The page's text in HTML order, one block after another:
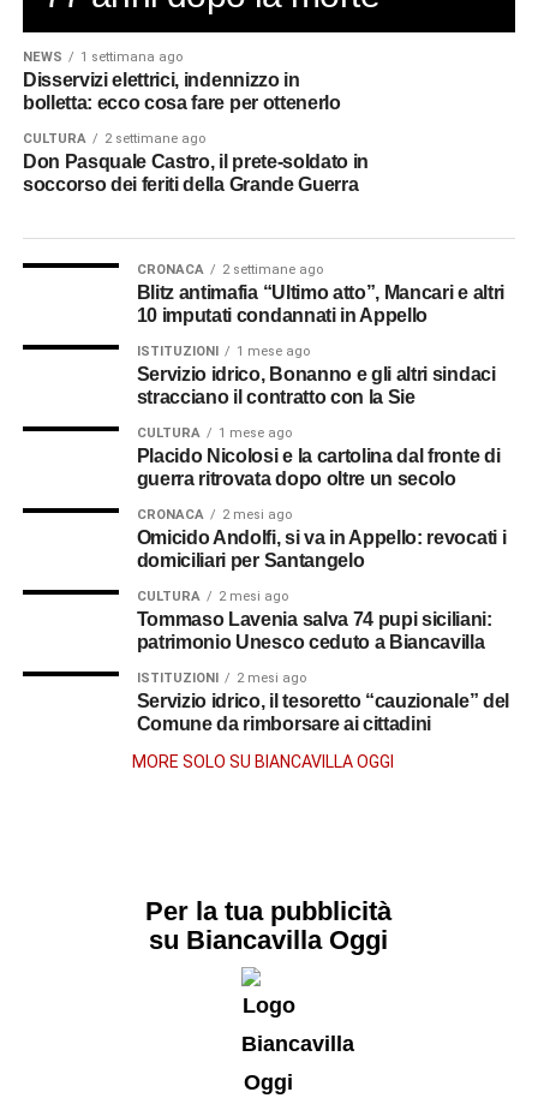
Unico di Emergenza 112 oppure la caserma di
Biancavilla per un pronto intervento.
© RIPRODUZIONE RISERVATA
NEWS 1 settimana ago
Disservizi elettrici, indennizzo in
bolletta: ecco cosa fare per ottenerlo
CULTURA 2 settimane ago
Don Pasquale Castro, il prete-soldato in
soccorso dei feriti della Grande Guerra
CRONACA 2 settimane ago
Blitz antimafia “Ultimo atto”, Mancari e altri
10 imputati condannati in Appello
ISTITUZIONI 1 mese ago
Servizio idrico, Bonanno e gli altri sindaci
stracciano il contratto con la Sie
CULTURA 1 mese ago
Placido Nicolosi e la cartolina dal fronte di
guerra ritrovata dopo oltre un secolo
CRONACA 2 mesi ago
Omicido Andolfi, si va in Appello: revocati i
domiciliari per Santangelo
CULTURA 2 mesi ago
Tommaso Lavenia salva 74 pupi siciliani:
patrimonio Unesco ceduto a Biancavilla
ISTITUZIONI 2 mesi ago
Servizio idrico, il tesoretto “cauzionale” del
Comune da rimborsare ai cittadini
MORE SOLO SU BIANCAVILLA OGGI
Per la tua pubblicità
su Biancavilla Oggi